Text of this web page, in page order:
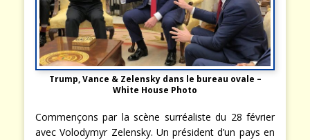
Trump, Vance & Zelensky dans le bureau ovale –
White House Photo
Commençons par la scène surréaliste du 28 février
avec Volodymyr Zelensky. Un président d’un pays en